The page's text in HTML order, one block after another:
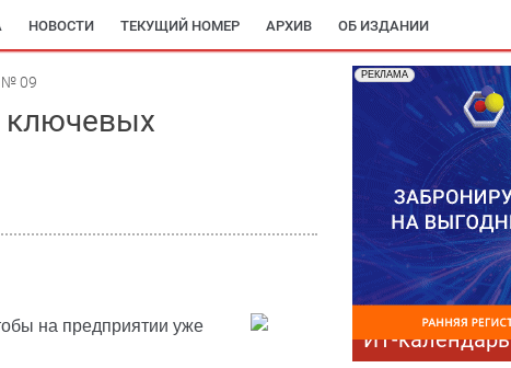
НОВОСТИ ТЕКУЩИЙ НОМЕР АРХИВ ОБ ИЗДАНИИ
№ 09
ключевых
на предприятии уже
РЕКЛАМА
ИТ-календарь